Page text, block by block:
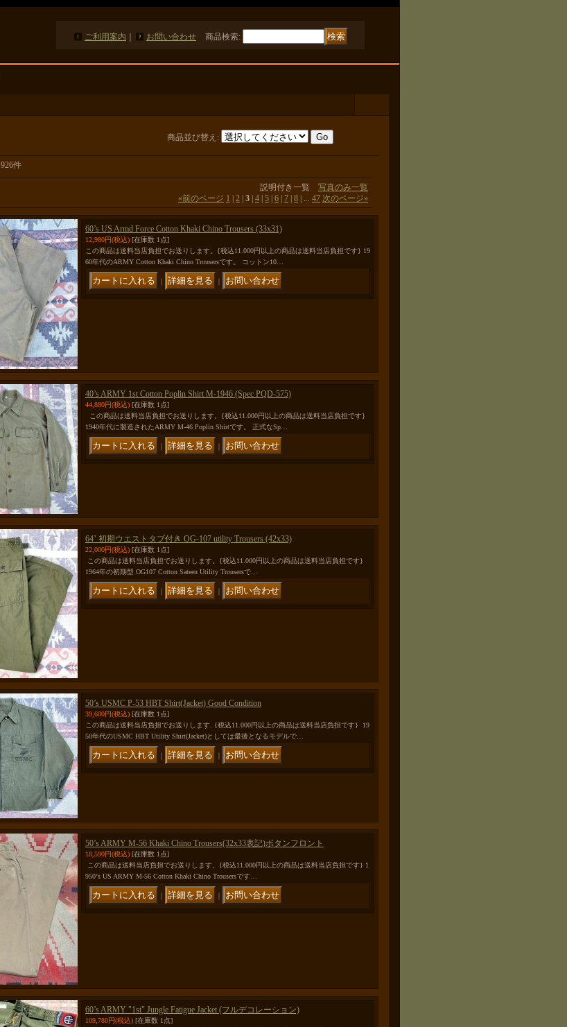
ご利用案内 お問い合わせ 商品検索:
商品並び替え :
926件
説明付き一覧 写真のみ一覧
«前のページ 1 2 3 4 5 6 7 8 ... 47 次のページ»
60’s US Armd Force Cotton Khaki Chino Trousers (33x31)
12,980円(税込) [在庫数 1点]
この商品は送料当店負担でお送りします。{税込11.000円以上の商品は送料当店負担です} 19
60年代のARMY Cotton Khaki Chino Trousersです。 コットン10…
｜ ｜
40’s ARMY 1st Cotton Poplin Shirt M-1946 (Spec PQD-575)
44,880円(税込) [在庫数 1点]
この商品は送料当店負担でお送りします。{税込11.000円以上の商品は送料当店負担です}
1940年代に製造されたARMY M-46 Poplin Shirtです。 正式なSp…
｜ ｜
64’ 初期ウエストタブ付き OG-107 utility Trousers (42x33)
22,000円(税込) [在庫数 1点]
この商品は送料当店負担でお送りします。{税込11.000円以上の商品は送料当店負担です}
1964年の初期型 OG107 Cotton Sateen Utility Trousersで…
｜ ｜
50’s USMC P-53 HBT Shirt(Jacket) Good Condition
39,600円(税込) [在庫数 1点]
この商品は送料当店負担でお送りします. {税込11.000円以上の商品は送料当店負担です} 19
50年代のUSMC HBT Utility Shirt(Jacket)としては最後となるモデルで…
｜ ｜
50’s ARMY M-56 Khaki Chino Trousers(32x33表記)ボタンフロント
18,590円(税込) [在庫数 1点]
この商品は送料当店負担でお送りします。{税込11.000円以上の商品は送料当店負担です} 1
950’s US ARMY M-56 Cotton Khaki Chino Trousersです…
｜ ｜
60’s ARMY "1st" Jungle Fatigue Jacket (フルデコレーション)
109,780円(税込) [在庫数 1点]